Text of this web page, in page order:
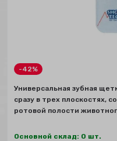
-42%
Универсальная зубная
сразу в трех плоскостях,
ротовой полости
Основной склад: 0 шт.